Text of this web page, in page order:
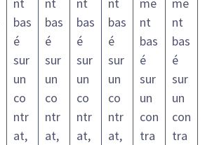
nt
bas
é
sur
un
co
ntr
at,
nt
bas
é
sur
un
co
ntr
at,
nt
bas
é
sur
un
co
ntr
at,
nt
bas
é
sur
un
co
ntr
at,
me
nt
bas
é
sur
un
con
tra
me
nt
bas
é
sur
un
con
tra